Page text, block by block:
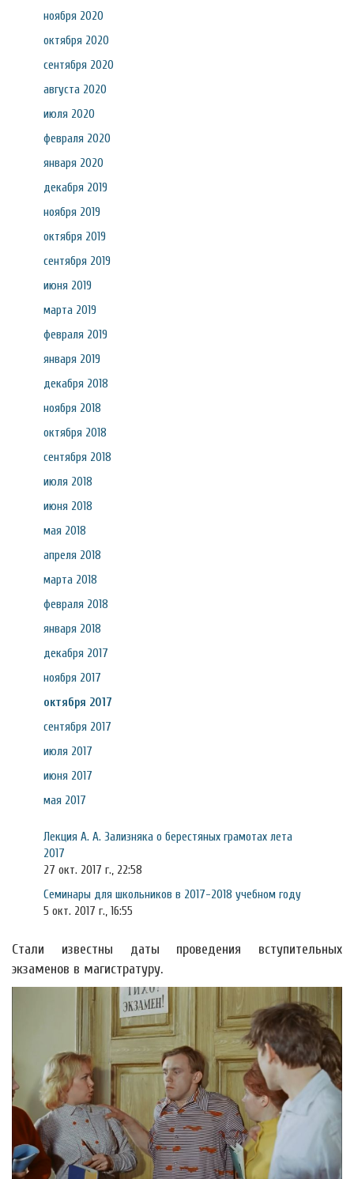
ноября 2020
октября 2020
сентября 2020
августа 2020
июля 2020
февраля 2020
января 2020
декабря 2019
ноября 2019
октября 2019
сентября 2019
июня 2019
марта 2019
февраля 2019
января 2019
декабря 2018
ноября 2018
октября 2018
сентября 2018
июля 2018
июня 2018
мая 2018
апреля 2018
марта 2018
февраля 2018
января 2018
декабря 2017
ноября 2017
октября 2017
сентября 2017
июля 2017
июня 2017
мая 2017
Лекция А. А. Зализняка о берестяных грамотах лета
2017
27 окт. 2017 г., 22:58
Семинары для школьников в 2017-2018 учебном году
5 окт. 2017 г., 16:55
Стали известны даты проведения вступительных
экзаменов в магистратуру.